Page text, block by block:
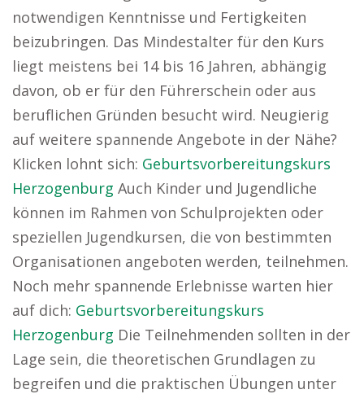
notwendigen Kenntnisse und Fertigkeiten
beizubringen. Das Mindestalter für den Kurs
liegt meistens bei 14 bis 16 Jahren, abhängig
davon, ob er für den Führerschein oder aus
beruflichen Gründen besucht wird. Neugierig
auf weitere spannende Angebote in der Nähe?
Klicken lohnt sich: Geburtsvorbereitungskurs
Herzogenburg Auch Kinder und Jugendliche
können im Rahmen von Schulprojekten oder
speziellen Jugendkursen, die von bestimmten
Organisationen angeboten werden, teilnehmen.
Noch mehr spannende Erlebnisse warten hier
auf dich: Geburtsvorbereitungskurs
Herzogenburg Die Teilnehmenden sollten in der
Lage sein, die theoretischen Grundlagen zu
begreifen und die praktischen Übungen unter